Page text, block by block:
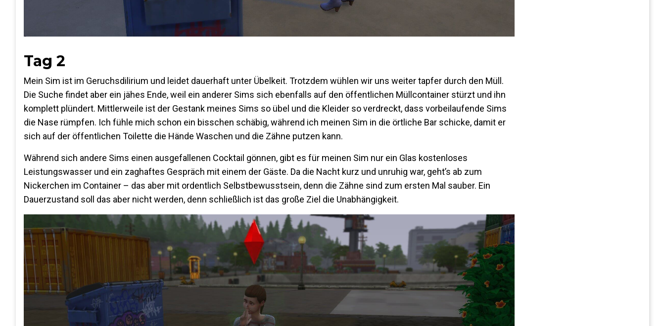
Tag 2
Mein Sim ist im Geruchsdilirium und leidet dauerhaft unter Übelkeit. Trotzdem wühlen wir uns weiter tapfer durch den Müll.
Die Suche findet aber ein jähes Ende, weil ein anderer Sims sich ebenfalls auf den öffentlichen Müllcontainer stürzt und ihn
komplett plündert. Mittlerweile ist der Gestank meines Sims so übel und die Kleider so verdreckt, dass vorbeilaufende Sims
die Nase rümpfen. Ich fühle mich schon ein bisschen schäbig, während ich meinen Sim in die örtliche Bar schicke, damit er
sich auf der öffentlichen Toilette die Hände Waschen und die Zähne putzen kann.
Während sich andere Sims einen ausgefallenen Cocktail gönnen, gibt es für meinen Sim nur ein Glas kostenloses
Leistungswasser und ein zaghaftes Gespräch mit einem der Gäste. Da die Nacht kurz und unruhig war, geht’s ab zum
Nickerchen im Container – das aber mit ordentlich Selbstbewusstsein, denn die Zähne sind zum ersten Mal sauber. Ein
Dauerzustand soll das aber nicht werden, denn schließlich ist das große Ziel die Unabhängigkeit.